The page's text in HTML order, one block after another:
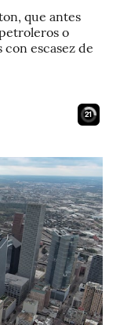
que antes
o
escasez de
20